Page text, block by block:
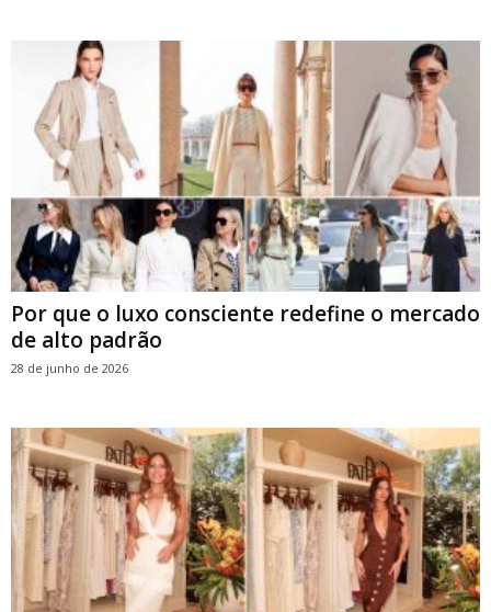
Por que o luxo consciente redefine o mercado
de alto padrão
28 de junho de 2026